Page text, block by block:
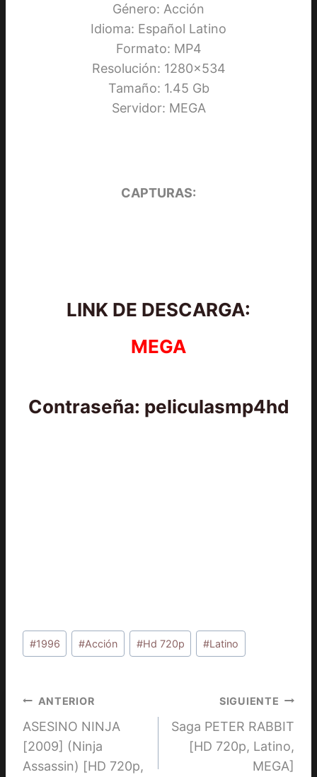
Género: Acción
Idioma: Español Latino
Formato: MP4
Resolución: 1280×534
Tamaño: 1.45 Gb
Servidor: MEGA
CAPTURAS:
LINK DE DESCARGA:
MEGA
Contraseña: peliculasmp4hd
Etiquetas
de
entrada:
#1996 #Acción #Hd 720p #Latino
Navegación
de
entradas
ANTERIOR
ASESINO NINJA
[2009] (Ninja
Assassin) [HD 720p,
SIGUIENTE
Saga PETER RABBIT
[HD 720p, Latino,
MEGA]